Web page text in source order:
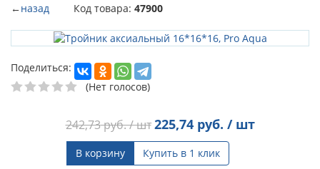
←назад Код товара: 47900
Поделиться:
(Нет голосов)
242,73руб. / шт 225,74руб. / шт
В корзину Купить в 1 клик